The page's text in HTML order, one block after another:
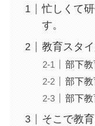
忙しくて
す。
教育スタ
部下
部下
部下
そこで教育